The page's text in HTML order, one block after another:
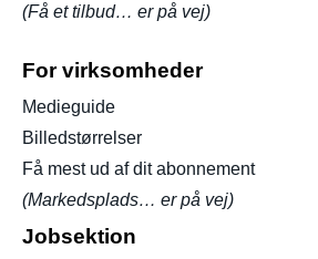
(Få et tilbud… er på vej)
For virksomheder
Medieguide
Billedstørrelser
Få mest ud af dit abonnement
(Markedsplads… er på vej)
Jobsektion